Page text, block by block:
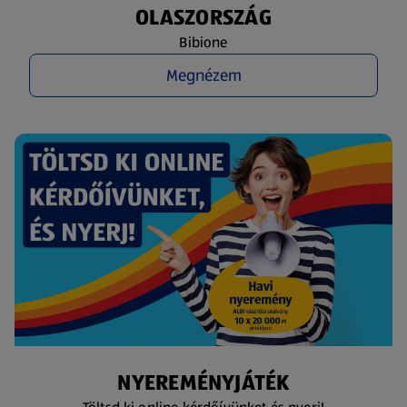
OLASZORSZÁG
Bibione
Megnézem
NYEREMÉNYJÁTÉK